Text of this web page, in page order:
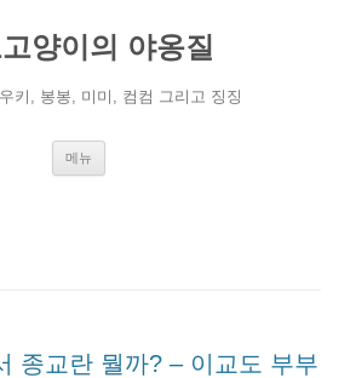
양이의 야옹질
키, 봉봉, 미미, 컴컴 그리고 징징
메뉴
종교란 뭘까? – 이교도 부부